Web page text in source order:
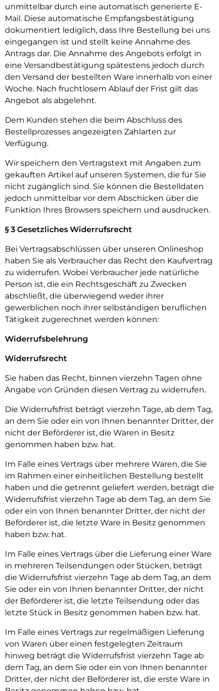
unmittelbar durch eine automatisch generierte E-
Mail. Diese automatische Empfangsbestätigung
dokumentiert lediglich, dass Ihre Bestellung bei uns
eingegangen ist und stellt keine Annahme des
Antrags dar. Die Annahme des Angebots erfolgt in
eine Versandbestätigung spätestens jedoch durch
den Versand der bestellten Ware innerhalb von einer
Woche. Nach fruchtlosem Ablauf der Frist gilt das
Angebot als abgelehnt.
Dem Kunden stehen die beim Abschluss des
Bestellprozesses angezeigten Zahlarten zur
Verfügung.
Wir speichern den Vertragstext mit Angaben zum
gekauften Artikel auf unseren Systemen, die für Sie
nicht zugänglich sind. Sie können die Bestelldaten
jedoch unmittelbar vor dem Abschicken über die
Funktion Ihres Browsers speichern und ausdrucken.
§ 3 Gesetzliches Widerrufsrecht
Bei Vertragsabschlüssen über unseren Onlineshop
haben Sie als Verbraucher das Recht den Kaufvertrag
zu widerrufen. Wobei Verbraucher jede natürliche
Person ist, die ein Rechtsgeschäft zu Zwecken
abschließt, die überwiegend weder ihrer
gewerblichen noch ihrer selbständigen beruflichen
Tätigkeit zugerechnet werden können:
Widerrufsbelehrung
Widerrufsrecht
Sie haben das Recht, binnen vierzehn Tagen ohne
Angabe von Gründen diesen Vertrag zu widerrufen.
Die Widerrufsfrist beträgt vierzehn Tage, ab dem Tag,
an dem Sie oder ein von Ihnen benannter Dritter, der
nicht der Beförderer ist, die Waren in Besitz
genommen haben bzw. hat.
Im Falle eines Vertrags über mehrere Waren, die Sie
im Rahmen einer einheitlichen Bestellung bestellt
haben und die getrennt geliefert werden, beträgt die
Widerrufsfrist vierzehn Tage ab dem Tag, an dem Sie
oder ein von Ihnen benannter Dritter, der nicht der
Beförderer ist, die letzte Ware in Besitz genommen
haben bzw. hat.
Im Falle eines Vertrags über die Lieferung einer Ware
in mehreren Teilsendungen oder Stücken, beträgt
die Widerrufsfrist vierzehn Tage ab dem Tag, an dem
Sie oder ein von Ihnen benannter Dritter, der nicht
der Beförderer ist, die letzte Teilsendung oder das
letzte Stück in Besitz genommen haben bzw. hat.
Im Falle eines Vertrags zur regelmäßigen Lieferung
von Waren über einen festgelegten Zeitraum
hinweg beträgt die Widerrufsfrist vierzehn Tage ab
dem Tag, an dem Sie oder ein von Ihnen benannter
Dritter, der nicht der Beförderer ist, die erste Ware in